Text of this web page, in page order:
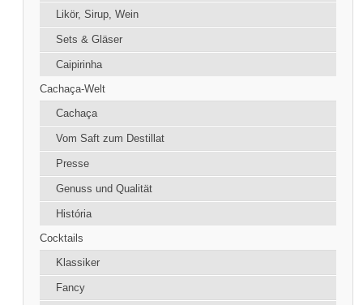
Likör, Sirup, Wein
Sets & Gläser
Caipirinha
Cachaça-Welt
Cachaça
Vom Saft zum Destillat
Presse
Genuss und Qualität
História
Cocktails
Klassiker
Fancy